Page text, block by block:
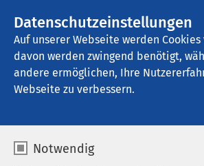
Datenschutzeinstellungen
Auf unserer Webseite werden
davon werden zwingend benötigt,
andere ermöglichen, Ihre
Webseite zu verbessern.
Notwendig
Startseite der AMEOS Gruppe Aktuelles